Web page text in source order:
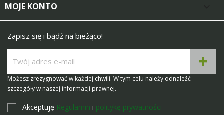
MOJE KONTO
Zapisz się i bądź na bieżąco!
Możesz zrezygnować w każdej chwili. W tym celu należy odnaleźć
szczegóły w naszej informacji prawnej.
Akceptuję Regulamin i politykę prywatności